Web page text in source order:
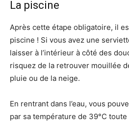
La piscine
Après cette étape obligatoire, il
piscine ! Si vous avez une
laisser à l’intérieur à côté des
risquez de la retrouver mouillée
pluie ou de la neige.
En rentrant dans l’eau, vous
par sa température de 39°C toute